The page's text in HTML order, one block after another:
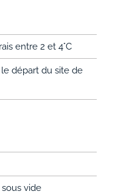
entre 2 et 4°C
le départ du site de
vide